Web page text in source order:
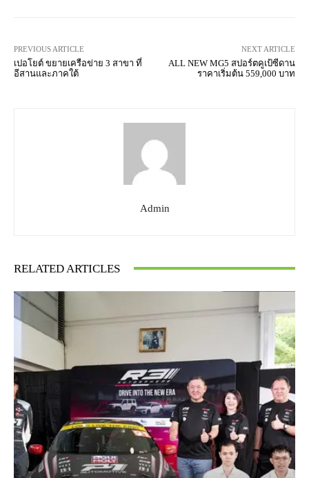
PREVIOUS ARTICLE
เปอโยต์ ขยายเครือข่าย 3 สาขา ที่
อีสานและภาคใต้
NEXT ARTICLE
ALL NEW MG5 สปอร์ตคูเป้ซีดาน
ราคาเริ่มต้น 559,000 บาท
Admin
RELATED ARTICLES